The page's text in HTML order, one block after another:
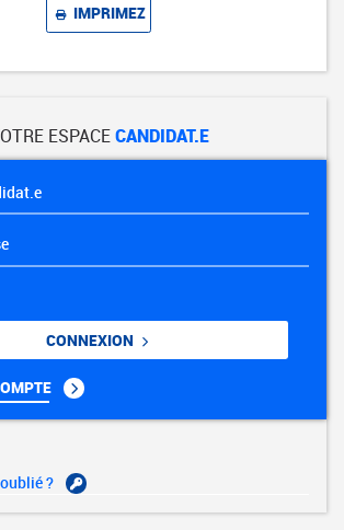
IMPRIMEZ
ESPACECANDIDAT.E
CONNEXION
?